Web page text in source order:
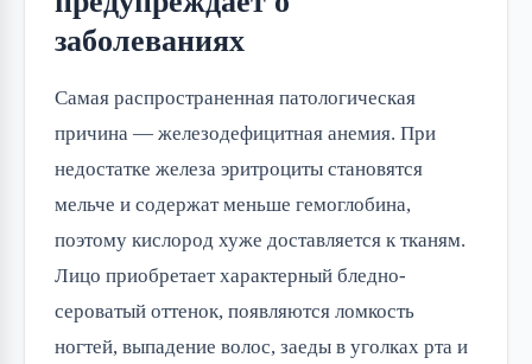
заболеваниях
Самая распространенная патологическая
причина — железодефицитная анемия. При
недостатке железа эритроциты становятся
мельче и содержат меньше гемоглобина,
поэтому кислород хуже доставляется к тканям.
Лицо приобретает характерный бледно-
сероватый оттенок, появляются ломкость
ногтей, выпадение волос, заеды в уголках рта и